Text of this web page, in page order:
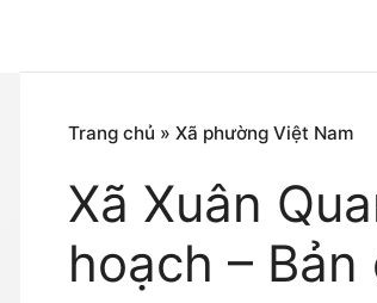
nội
Trang chủ » Xã phường Việt Nam
Xã Xuân
hoạch –